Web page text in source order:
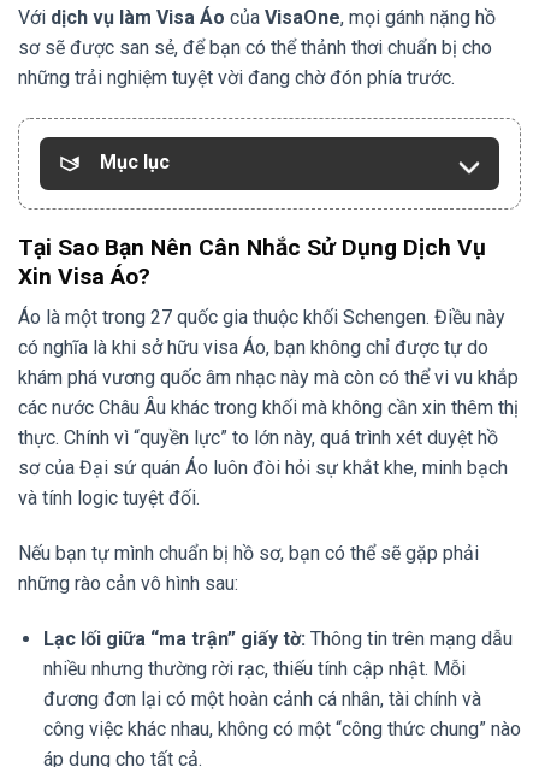
Với dịch vụ làm Visa Áo của VisaOne, mọi gánh nặng hồ
sơ sẽ được san sẻ, để bạn có thể thảnh thơi chuẩn bị cho
những trải nghiệm tuyệt vời đang chờ đón phía trước.
Mục lục
Tại Sao Bạn Nên Cân Nhắc Sử Dụng Dịch Vụ
Xin Visa Áo?
Áo là một trong 27 quốc gia thuộc khối Schengen. Điều này
có nghĩa là khi sở hữu visa Áo, bạn không chỉ được tự do
khám phá vương quốc âm nhạc này mà còn có thể vi vu khắp
các nước Châu Âu khác trong khối mà không cần xin thêm thị
thực. Chính vì “quyền lực” to lớn này, quá trình xét duyệt hồ
sơ của Đại sứ quán Áo luôn đòi hỏi sự khắt khe, minh bạch
và tính logic tuyệt đối.
Nếu bạn tự mình chuẩn bị hồ sơ, bạn có thể sẽ gặp phải
những rào cản vô hình sau:
Lạc lối giữa “ma trận” giấy tờ: Thông tin trên mạng dẫu
nhiều nhưng thường rời rạc, thiếu tính cập nhật. Mỗi
đương đơn lại có một hoàn cảnh cá nhân, tài chính và
công việc khác nhau, không có một “công thức chung” nào
áp dụng cho tất cả.